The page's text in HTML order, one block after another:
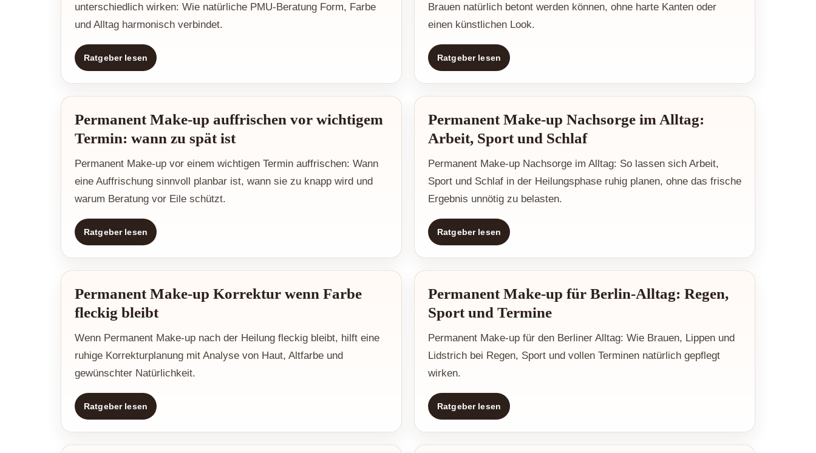
unterschiedlich wirken: Wie natürliche PMU-Beratung Form, Farbe
und Alltag harmonisch verbindet.
Ratgeber lesen
Brauen natürlich betont werden können, ohne harte Kanten oder
einen künstlichen Look.
Ratgeber lesen
Permanent Make-up auffrischen vor wichtigem
Termin: wann zu spät ist
Permanent Make-up vor einem wichtigen Termin auffrischen: Wann
eine Auffrischung sinnvoll planbar ist, wann sie zu knapp wird und
warum Beratung vor Eile schützt.
Ratgeber lesen
Permanent Make-up Nachsorge im Alltag:
Arbeit, Sport und Schlaf
Permanent Make-up Nachsorge im Alltag: So lassen sich Arbeit,
Sport und Schlaf in der Heilungsphase ruhig planen, ohne das frische
Ergebnis unnötig zu belasten.
Ratgeber lesen
Permanent Make-up Korrektur wenn Farbe
fleckig bleibt
Wenn Permanent Make-up nach der Heilung fleckig bleibt, hilft eine
ruhige Korrekturplanung mit Analyse von Haut, Altfarbe und
gewünschter Natürlichkeit.
Ratgeber lesen
Permanent Make-up für Berlin-Alltag: Regen,
Sport und Termine
Permanent Make-up für den Berliner Alltag: Wie Brauen, Lippen und
Lidstrich bei Regen, Sport und vollen Terminen natürlich gepflegt
wirken.
Ratgeber lesen